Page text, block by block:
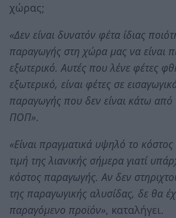
χώρας;
«Δεν είναι δυνατόν φέτα ίδιας
παραγωγής στη χώρα μας να είναι
εξωτερικό. Αυτές που λένε φέτες
εξωτερικό, είναι φέτες σε
παραγωγής που δεν είναι κάτω από
ΠΟΠ».
«Είναι πραγματικά υψηλό το
τιμή της λιανικής σήμερα γιατί
κόστος παραγωγής. Αν δεν
της παραγωγικής αλυσίδας, δε θα
παραγόμενο προϊόν», καταλήγει.